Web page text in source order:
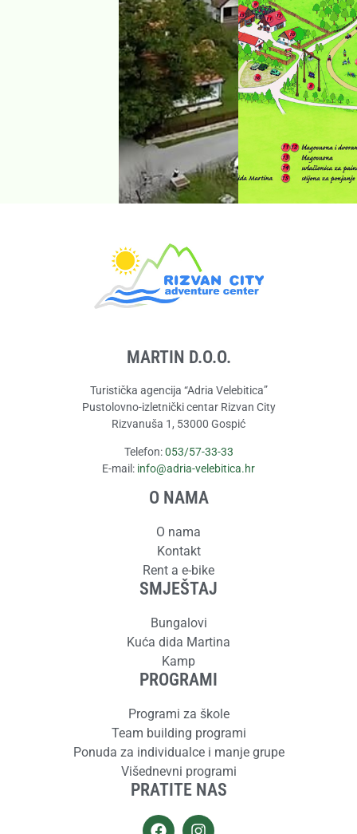
MARTIN D.O.O.
Turistička agencija “Adria Velebitica”
Pustolovno-izletnički centar Rizvan City
Rizvanuša 1, 53000 Gospić
Telefon:053/57-33-33
E-mail: info@adria-velebitica.hr
O NAMA
O nama
Kontakt
Rent a e-bike
SMJEŠTAJ
Bungalovi
Kuća dida Martina
Kamp
PROGRAMI
Programi za škole
Team building programi
Ponuda za individualce i manje grupe
Višednevni programi
PRATITE NAS